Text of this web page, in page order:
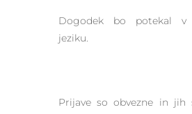
Dogodek bo potekal v
jeziku.
Prijave so obvezne in jih